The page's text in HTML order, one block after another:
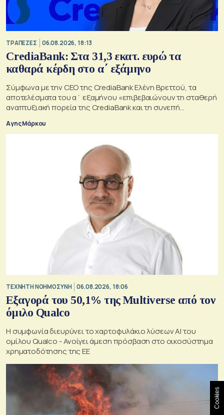
ΤΡΑΠΕΖΕΣ 06.08.2026, 18:13
CrediaBank: Στα 31,3 εκατ. ευρώ τα
καθαρά κέρδη στο α΄ εξάμηνο
Σύμφωνα με την CEO της CrediaBank Ελένη Βρεττού, τα
αποτελέσματα του α΄ εξαμήνου «επιβεβαιώνουν τη σταθερή
αναπτυξιακή πορεία της CrediaBank και τη συνεπή
Αγης Μάρκου
TΕΧΝΗΤΗ ΝΟΗΜΟΣΥΝΗ 06.08.2026, 18:06
Εξαγορά του 50,1% της Multiverse από τον
όμιλο Qualco
Η συμφωνία διευρύνει το χαρτοφυλάκιο λύσεων ΑΙ του
ομίλου Qualco - Ανοίγει άμεση πρόσβαση στο οικοσύστημα
χρηματοδότησης της ΕΕ
Cookies